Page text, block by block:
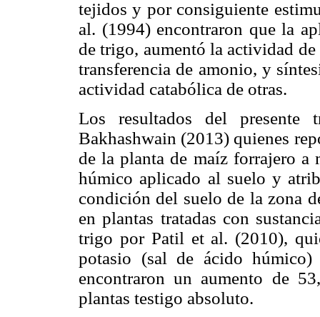
tejidos y por consiguiente
al. (1994) encontraron que la
de trigo, aumentó la actividad
transferencia de amonio, y
actividad catabólica de otras.
Los resultados del
Bakhashwain (2013) quienes
de la planta de maíz forrajero a
húmico aplicado al suelo y
condición del suelo de la zona
en plantas tratadas con
trigo por Patil et al. (2010),
potasio (sal de ácido
encontraron un aumento de
plantas testigo absoluto.